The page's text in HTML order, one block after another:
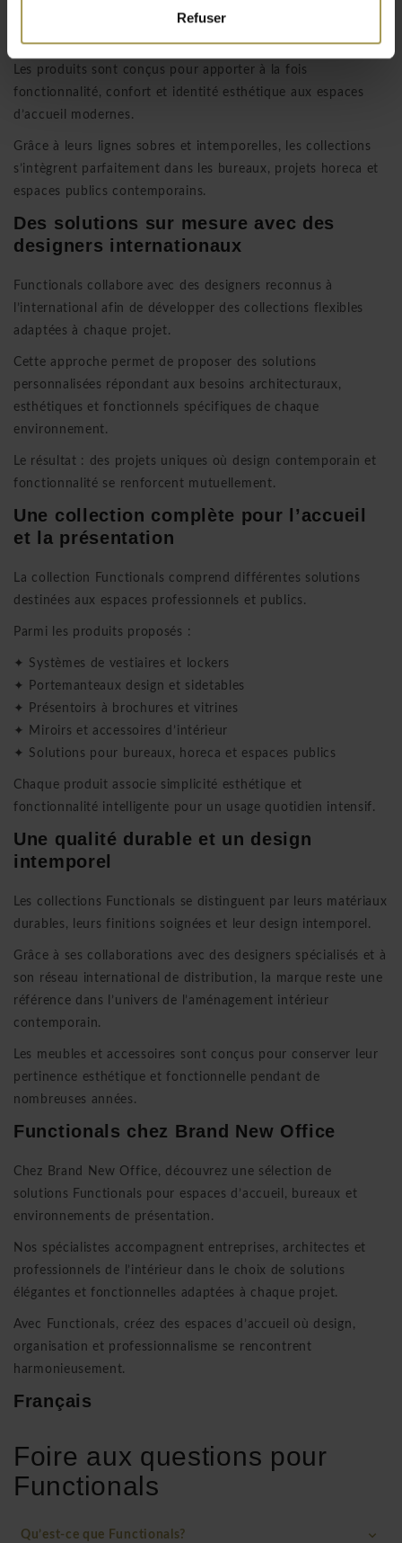
Refuser
développe donc des solutions qui permettent de créer des
espaces accueillants, organisés et visuellement cohérents.
Les produits sont conçus pour apporter à la fois
fonctionnalité, confort et identité esthétique aux espaces
d’accueil modernes.
Grâce à leurs lignes sobres et intemporelles, les collections
s’intègrent parfaitement dans les bureaux, projets horeca et
espaces publics contemporains.
Des solutions sur mesure avec des
designers internationaux
Functionals collabore avec des designers reconnus à
l’international afin de développer des collections flexibles
adaptées à chaque projet.
Cette approche permet de proposer des solutions
personnalisées répondant aux besoins architecturaux,
esthétiques et fonctionnels spécifiques de chaque
environnement.
Le résultat : des projets uniques où design contemporain et
fonctionnalité se renforcent mutuellement.
Une collection complète pour l’accueil
et la présentation
La collection Functionals comprend différentes solutions
destinées aux espaces professionnels et publics.
Parmi les produits proposés :
✦ Systèmes de vestiaires et lockers
✦ Portemanteaux design et sidetables
✦ Présentoirs à brochures et vitrines
✦ Miroirs et accessoires d’intérieur
✦ Solutions pour bureaux, horeca et espaces publics
Chaque produit associe simplicité esthétique et
fonctionnalité intelligente pour un usage quotidien intensif.
Une qualité durable et un design
intemporel
Les collections Functionals se distinguent par leurs matériaux
durables, leurs finitions soignées et leur design intemporel.
Grâce à ses collaborations avec des designers spécialisés et à
son réseau international de distribution, la marque reste une
référence dans l’univers de l’aménagement intérieur
contemporain.
Les meubles et accessoires sont conçus pour conserver leur
pertinence esthétique et fonctionnelle pendant de
nombreuses années.
Functionals chez Brand New Office
Chez Brand New Office, découvrez une sélection de
solutions Functionals pour espaces d’accueil, bureaux et
environnements de présentation.
Nos spécialistes accompagnent entreprises, architectes et
professionnels de l’intérieur dans le choix de solutions
élégantes et fonctionnelles adaptées à chaque projet.
Avec Functionals, créez des espaces d’accueil où design,
organisation et professionnalisme se rencontrent
harmonieusement.
Français
Foire aux questions pour
Functionals
Qu’est-ce que Functionals?